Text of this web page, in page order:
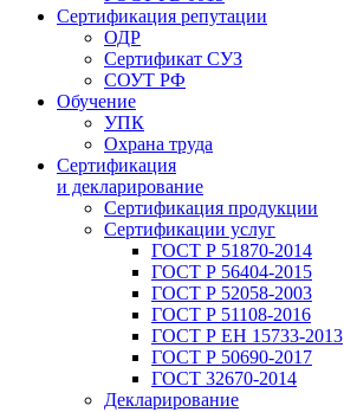
Сертификация репутации
ОДР
Сертификат СУЗ
СОУТ РФ
Обучение
УПК
Охрана труда
Сертификация
и декларирование
Сертификация продукции
Сертификации услуг
ГОСТ Р 51870-2014
ГОСТ Р 56404-2015
ГОСТ Р 52058-2003
ГОСТ Р 51108-2016
ГОСТ Р ЕН 15733-2013
ГОСТ Р 50690-2017
ГОСТ 32670-2014
Декларирование